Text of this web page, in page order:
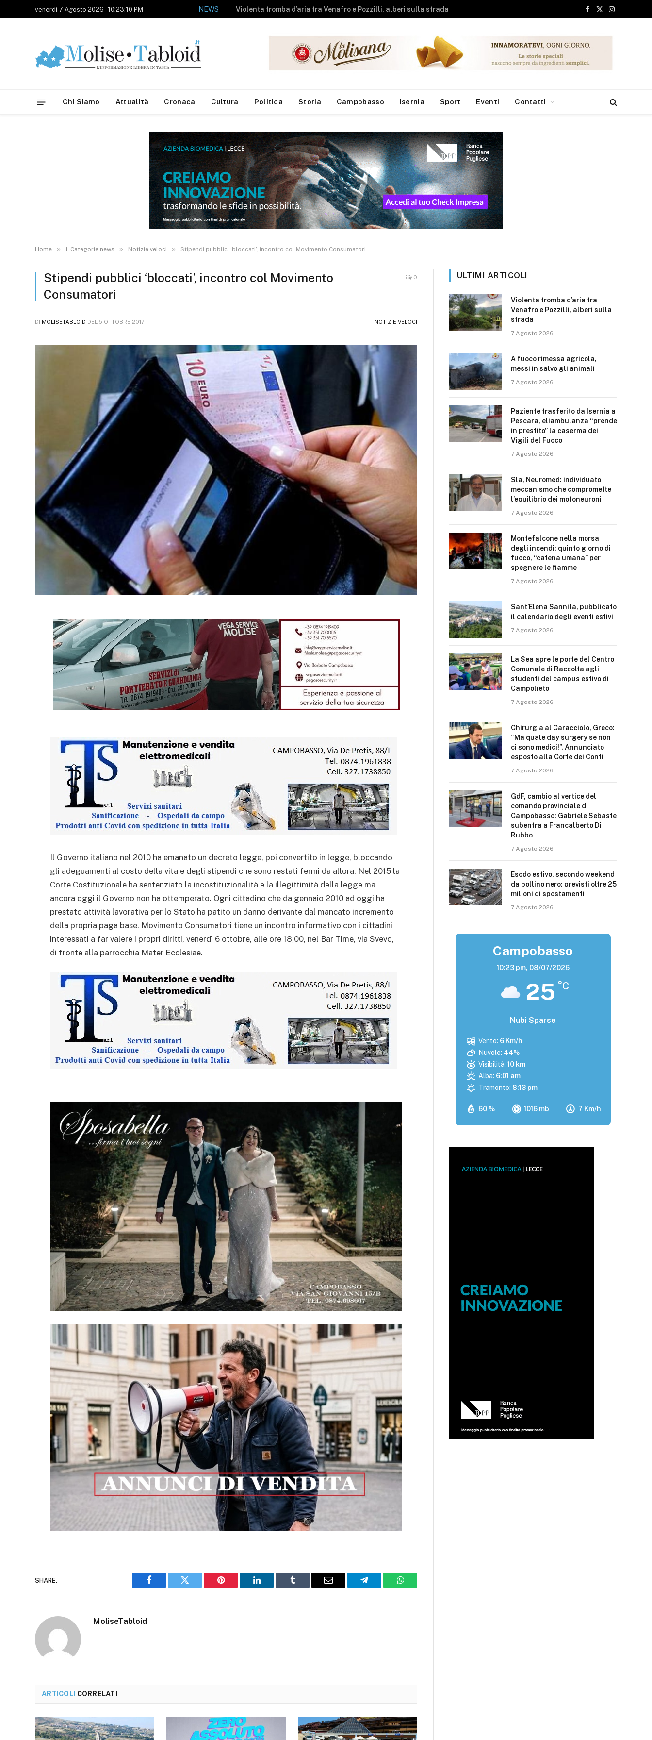
venerdì 7 Agosto 2026 - 10:23:10 PM NEWS A fuoco rimessa agricola, messi in salvo gli animali
Facebook
X
Instagram
Chi Siamo Attualità Cronaca Cultura Politica Storia Campobasso Isernia Sport Eventi Contatti
Home » 1. Categorie news » Notizie veloci » Stipendi pubblici ‘bloccati’, incontro col Movimento Consumatori
Stipendi pubblici ‘bloccati’, incontro col Movimento
Consumatori
0
DI MOLISETABLOID DEL 5 OTTOBRE 2017 NOTIZIE VELOCI
Il Governo italiano nel 2010 ha emanato un decreto legge, poi convertito in legge, bloccando
gli adeguamenti al costo della vita e degli stipendi che sono restati fermi da allora. Nel 2015 la
Corte Costituzionale ha sentenziato la incostituzionalità e la illegittimità della legge ma
ancora oggi il Governo non ha ottemperato. Ogni cittadino che da gennaio 2010 ad oggi ha
prestato attività lavorativa per lo Stato ha patito un danno derivante dal mancato incremento
della propria paga base. Movimento Consumatori tiene un incontro informativo con i cittadini
interessati a far valere i propri diritti, venerdì 6 ottobre, alle ore 18,00, nel Bar Time, via Svevo,
di fronte alla parrocchia Mater Ecclesiae.
SHARE.
Facebook Twitter Pinterest LinkedIn Tumblr Email Telegram WhatsApp
MoliseTabloid
ARTICOLI CORRELATI
ULTIMI ARTICOLI
Violenta tromba d’aria tra
Venafro e Pozzilli, alberi sulla
strada
7 Agosto 2026
A fuoco rimessa agricola,
messi in salvo gli animali
7 Agosto 2026
Paziente trasferito da Isernia a
Pescara, eliambulanza “prende
in prestito” la caserma dei
Vigili del Fuoco
7 Agosto 2026
Sla, Neuromed: individuato
meccanismo che compromette
l’equilibrio dei motoneuroni
7 Agosto 2026
Montefalcone nella morsa
degli incendi: quinto giorno di
fuoco, “catena umana” per
spegnere le fiamme
7 Agosto 2026
Sant’Elena Sannita, pubblicato
il calendario degli eventi estivi
7 Agosto 2026
La Sea apre le porte del Centro
Comunale di Raccolta agli
studenti del campus estivo di
Campolieto
7 Agosto 2026
Chirurgia al Caracciolo, Greco:
“Ma quale day surgery se non
ci sono medici!”. Annunciato
esposto alla Corte dei Conti
7 Agosto 2026
GdF, cambio al vertice del
comando provinciale di
Campobasso: Gabriele Sebaste
subentra a Francalberto Di
Rubbo
7 Agosto 2026
Esodo estivo, secondo weekend
da bollino nero: previsti oltre 25
milioni di spostamenti
7 Agosto 2026
Campobasso
10:23 pm, 08/07/2026
25 °C
Nubi Sparse
60 % 1016 mb 7 Km/h
Vento: 6 Km/h
Nuvole: 44%
Visibilità: 10 km
Alba: 6:01 am
Tramonto: 8:13 pm